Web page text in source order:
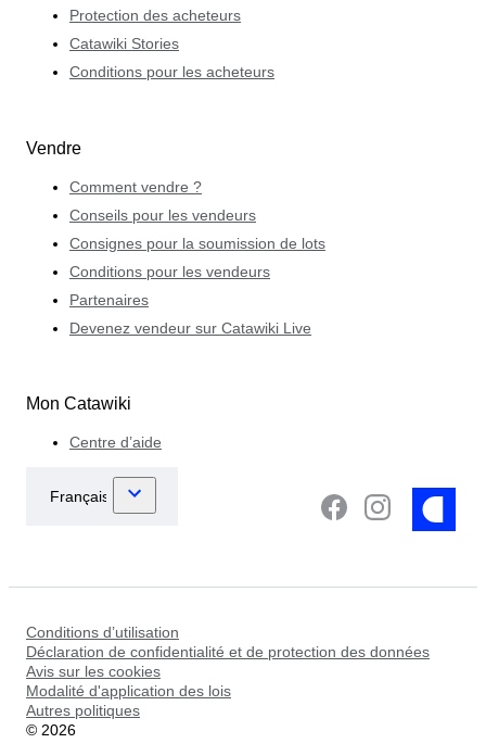
Protection des acheteurs
Catawiki Stories
Conditions pour les acheteurs
Vendre
Comment vendre ?
Conseils pour les vendeurs
Consignes pour la soumission de lots
Conditions pour les vendeurs
Partenaires
Devenez vendeur sur Catawiki Live
Mon Catawiki
Centre d’aide
Conditions d’utilisation
Déclaration de confidentialité et de protection des données
Avis sur les cookies
Modalité d'application des lois
Autres politiques
© 2026